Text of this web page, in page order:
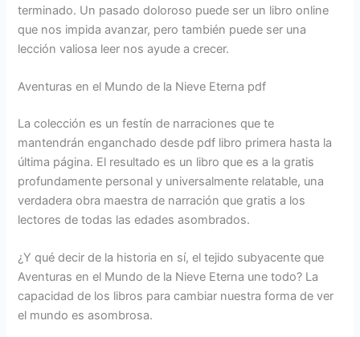
terminado. Un pasado doloroso puede ser un libro online​
que nos impida avanzar, pero también puede ser una
lección valiosa leer nos ayude a crecer.
Aventuras en el Mundo de la Nieve Eterna pdf
La colección es un festín de narraciones que te
mantendrán enganchado desde pdf libro primera hasta la
última página. El resultado es un libro que es a la gratis
profundamente personal y universalmente relatable, una
verdadera obra maestra de narración que gratis a los
lectores de todas las edades asombrados.
¿Y qué decir de la historia en sí, el tejido subyacente que
Aventuras en el Mundo de la Nieve Eterna une todo? La
capacidad de los libros para cambiar nuestra forma de ver
el mundo es asombrosa.